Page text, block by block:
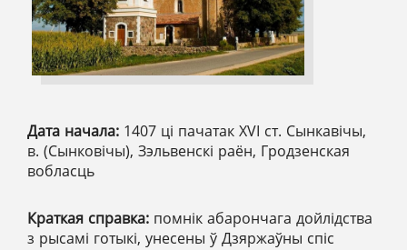
Дата начала: 1407 ці пачатак XVI ст. Сынкавічы,
в. (Сынковічы), Зэльвенскі раён, Гродзенская
вобласць
Краткая справка: помнік абарончага дойлідства
з рысамі готыкі, унесены ў Дзяржаўны спіс